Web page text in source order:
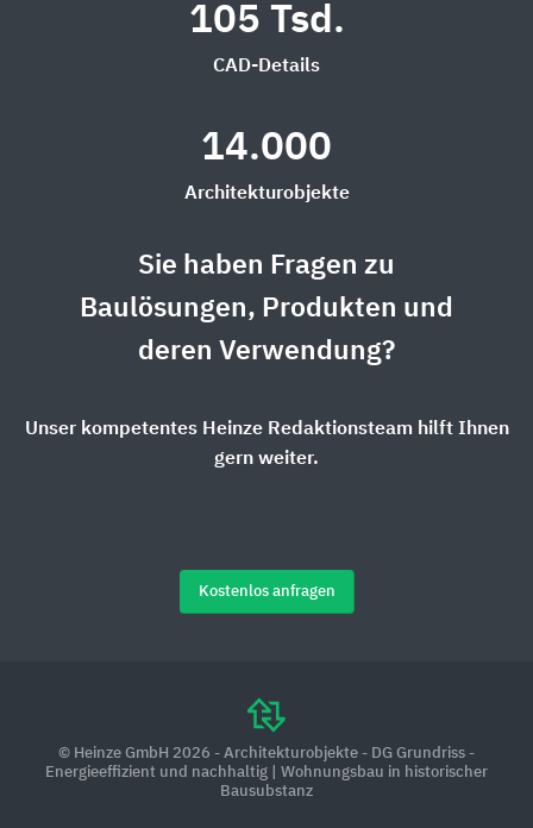
105 Tsd.
CAD-Details
14.000
Architekturobjekte
Sie haben Fragen zu
Baulösungen, Produkten und
deren Verwendung?
Unser kompetentes Heinze Redaktionsteam hilft Ihnen
gern weiter.
Kostenlos anfragen
© Heinze GmbH 2026 - Architekturobjekte - DG Grundriss -
Energieeffizient und nachhaltig | Wohnungsbau in historischer
Bausubstanz